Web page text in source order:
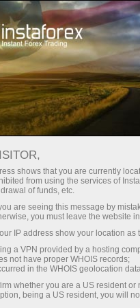
открытие счета
Начинающим
на
наград
shows that you are currently
from using the services of
of funds, etc.
are seeing this message by
you must leave the website
IP address show your location as
a VPN provided by a hosting
not have proper WHOIS records;
in the WHOIS geolocation
whether you are a US resident
being a US resident, you will